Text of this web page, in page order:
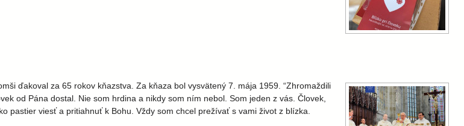
ďakoval za 65 rokov kňazstva. Za kňaza bol vysvätený 7. mája 1959. “Zhromaždili
od Pána dostal. Nie som hrdina a nikdy som ním nebol. Som jeden z vás. Človek,
pastier viesť a pritiahnuť k Bohu. Vždy som chcel prežívať s vami život z blízka.